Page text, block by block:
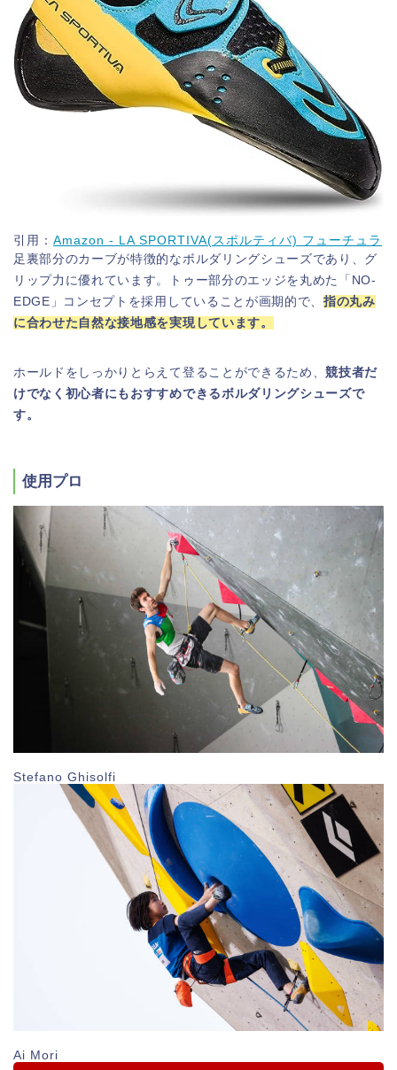
引用： Amazon - LA SPORTIVA(スポルティバ) フューチュラ
足裏部分のカーブが特徴的なボルダリングシューズであり、グ
リップ力に優れています。トゥー部分のエッジを丸めた「NO-
EDGE」コンセプトを採用していることが画期的で、 指の丸み
に合わせた自然な接地感を実現しています。
ホールドをしっかりとらえて登ることができるため、競技者だ
けでなく初心者にもおすすめできるボルダリングシューズで
す。
使用プロ
Stefano Ghisolfi
Ai Mori